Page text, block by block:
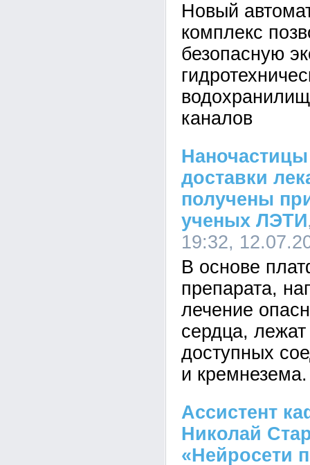
Новый
комплекс
безопасную
каналов
доставки
получены
ученых ЛЭТИ
19:32,
В основе
препарата,
лечение
сердца,
доступных
и кремнезема.
Ассистент
Николай
«Нейросети